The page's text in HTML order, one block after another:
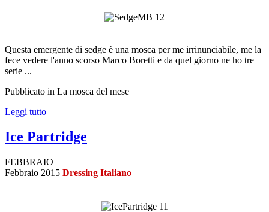
Questa emergente di sedge è una mosca per me irrinunciabile, me la
fece vedere l'anno scorso Marco Boretti e da quel giorno ne ho tre
serie ...
Pubblicato in La mosca del mese
Leggi tutto
Ice Partridge
FEBBRAIO
Febbraio 2015 Dressing Italiano